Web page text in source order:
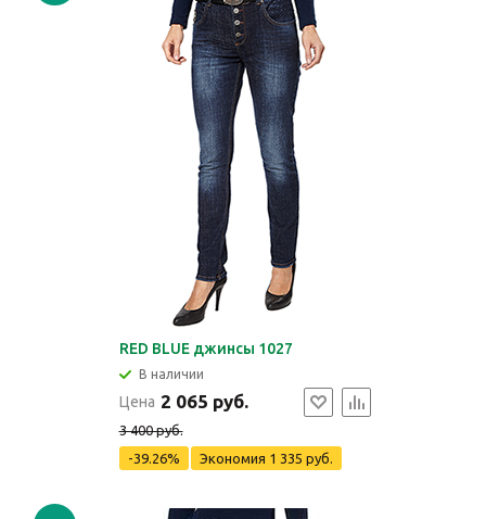
RED BLUE джинсы 1027
В наличии
Цена 2 065 руб.
3 400 руб.
-39.26%
Экономия 1 335 руб.